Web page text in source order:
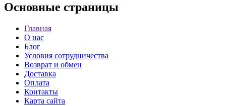
Основные страницы
Главная
О нас
Блог
Условия сотрудничества
Возврат и обмен
Доставка
Оплата
Контакты
Карта сайта